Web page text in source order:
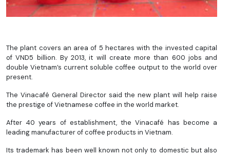
The plant covers an area of 5 hectares with the invested capital
of VND5 billion. By 2013, it will create more than 600 jobs and
double Vietnam’s current soluble coffee output to the world over
present.
The Vinacafé General Director said the new plant will help raise
the prestige of Vietnamese coffee in the world market.
After 40 years of establishment, the Vinacafé has become a
leading manufacturer of coffee products in Vietnam.
Its trademark has been well known not only to domestic but also